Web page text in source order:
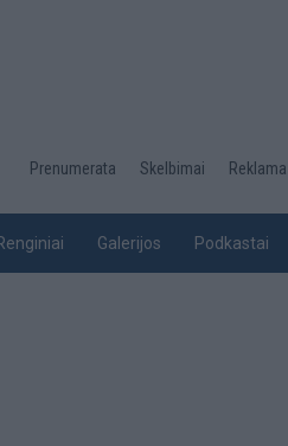
Desktop
top
Prenumerata Skelbimai Reklama
Galerijos Podkastai